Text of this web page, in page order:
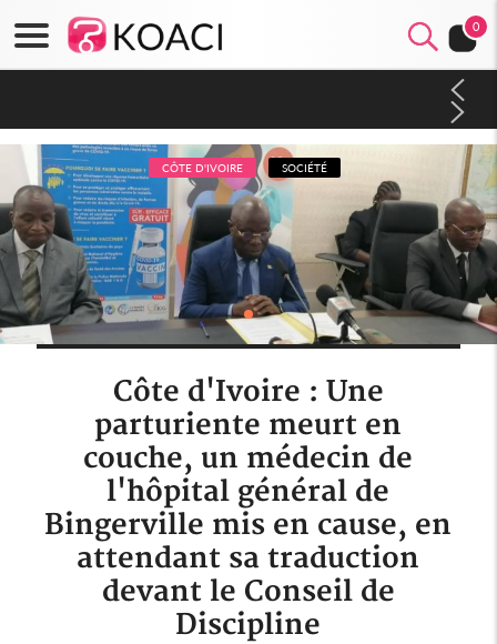
0
arriérés du SMIG 2023
CÔTE D'IVOIRE SOCIÉTÉ
Côte d'Ivoire : Une
parturiente meurt en
couche, un médecin de
l'hôpital général de
Bingerville mis en cause, en
attendant sa traduction
devant le Conseil de
Discipline